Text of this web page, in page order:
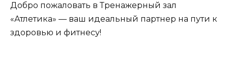
Добро пожаловать в Тренажерный зал
«Атлетика» — ваш идеальный партнер на пути к
здоровью и фитнесу!